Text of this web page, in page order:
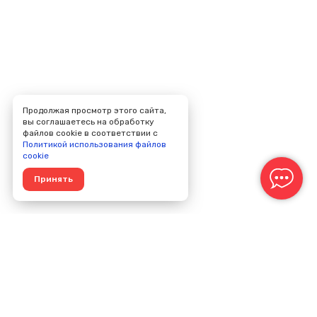
Продолжая просмотр этого сайта,
вы соглашаетесь на обработку
файлов cookie в соответствии с
Политикой использования файлов
cookie
Принять